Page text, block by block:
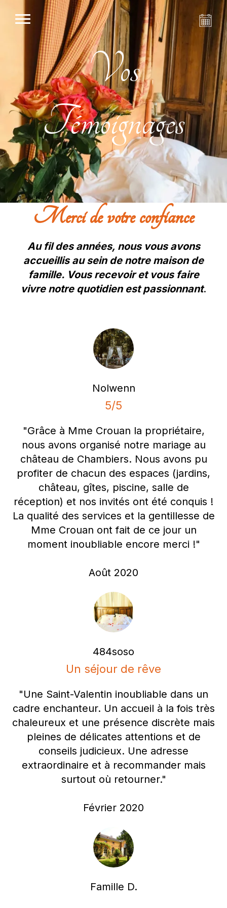
Vos
Témoignages
Merci de votre confiance
Au fil des années, nous vous avons
accueillis au sein de notre maison de
famille. Vous recevoir et vous faire
vivre notre quotidien est passionnant.
Nolwenn
5/5
"Grâce à Mme Crouan la propriétaire,
nous avons organisé notre mariage au
château de Chambiers. Nous avons pu
profiter de chacun des espaces (jardins,
château, gîtes, piscine, salle de
réception) et nos invités ont été conquis !
La qualité des services et la gentillesse de
Mme Crouan ont fait de ce jour un
moment inoubliable encore merci !"
Août 2020
484soso
Un séjour de rêve
"Une Saint-Valentin inoubliable dans un
cadre enchanteur. Un accueil à la fois très
chaleureux et une présence discrète mais
pleines de délicates attentions et de
conseils judicieux. Une adresse
extraordinaire et à recommander mais
surtout où retourner."
Février 2020
Famille D.